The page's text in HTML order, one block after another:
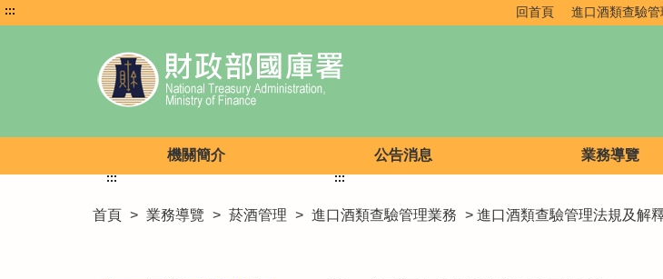
::: 回首頁 進口酒類查驗管
機關簡介 公告消息 業務導覽
首頁 > 業務導覽 > 菸酒管理 > 進口酒類查驗管理業務 > 進口酒類查驗管理法規及解
::: :::